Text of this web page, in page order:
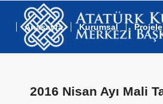
Anasayfa Kurumsal
2016 Nisan Ayı Mali